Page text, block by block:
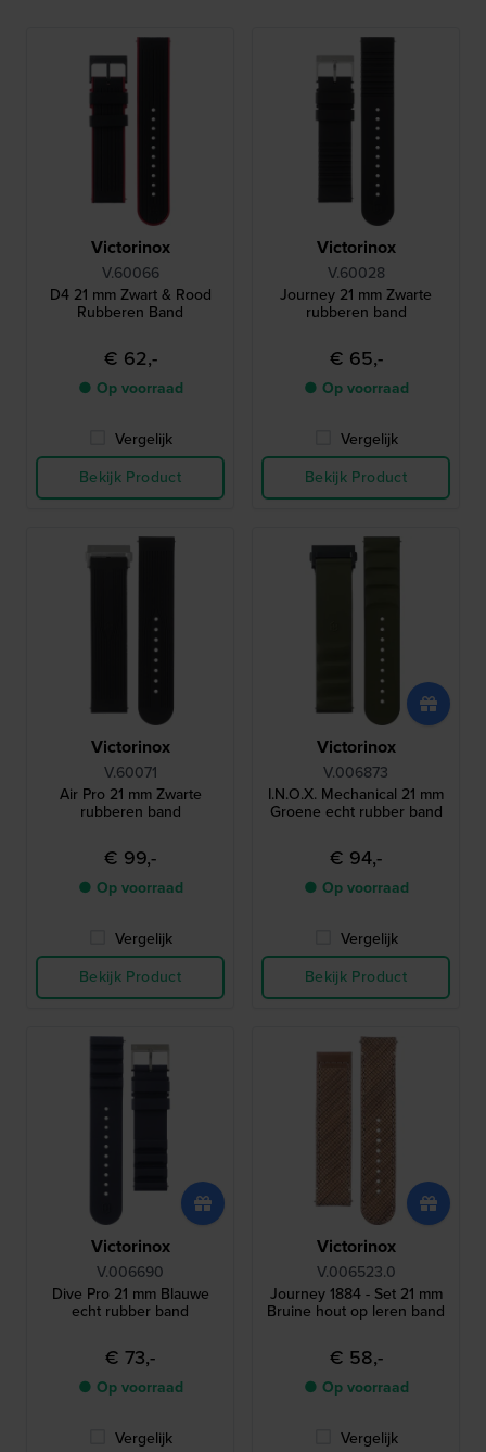
Victorinox
V.60066
D4 21 mm Zwart & Rood
Rubberen Band
€ 62,-
● Op voorraad
Vergelijk
Bekijk Product
Victorinox
V.60028
Journey 21 mm Zwarte
rubberen band
€ 65,-
● Op voorraad
Vergelijk
Bekijk Product
Victorinox
V.60071
Air Pro 21 mm Zwarte
rubberen band
€ 99,-
● Op voorraad
Vergelijk
Bekijk Product
Victorinox
V.006873
I.N.O.X. Mechanical 21 mm
Groene echt rubber band
€ 94,-
● Op voorraad
Vergelijk
Bekijk Product
Victorinox
V.006690
Dive Pro 21 mm Blauwe
echt rubber band
€ 73,-
● Op voorraad
Vergelijk
Victorinox
V.006523.0
Journey 1884 - Set 21 mm
Bruine hout op leren band
€ 58,-
● Op voorraad
Vergelijk